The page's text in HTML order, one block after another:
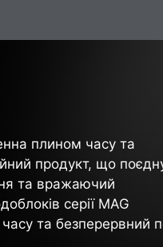
плином часу та
продукт, що
та вражаючий
серії MAG
та безперервний